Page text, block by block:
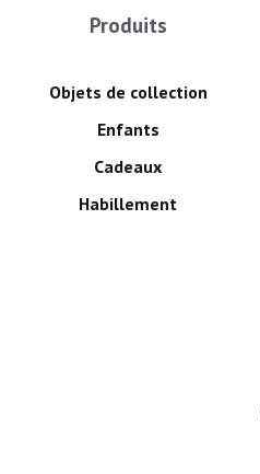
Produits
Objets de collection
Enfants
Cadeaux
Habillement